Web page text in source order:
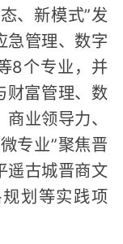
、新模式”发
急管理、数字
8个专业，并
财富管理、数
业领导力、
专业”聚焦晋
遥古城晋商文
划等实践项